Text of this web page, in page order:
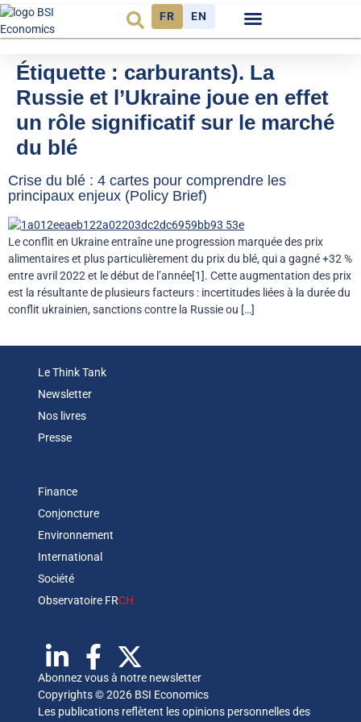
FR EN
Étiquette : carburants). La
Russie et l’Ukraine joue en effet
un rôle significatif sur le marché
du blé
Crise du blé : 4 cartes pour comprendre les
principaux enjeux (Policy Brief)
Le conflit en Ukraine entraîne une progression marquée des prix
alimentaires et plus particulièrement du prix du blé, qui a gagné +32 %
entre avril 2022 et le début de l’année[1]. Cette augmentation des prix
est la résultante de plusieurs facteurs : incertitudes liées à la durée du
conflit ukrainien, sanctions contre la Russie ou […]
Le Think Tank
Newsletter
Nos livres
Presse
Finance
Conjoncture
Environnement
International
Société
Observatoire FRCH
Abonnez vous à notre newsletter
Copyrights © 2026 BSI Economics
Les publications reflètent les opinions personnelles des